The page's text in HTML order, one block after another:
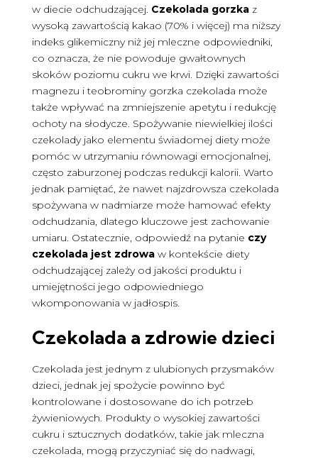
w diecie odchudzającej. Czekolada gorzkaz
wysoką zawartością kakao (70% i więcej) ma niższy
indeks glikemiczny niż jej mleczne odpowiedniki,
co oznacza, że nie powoduje gwałtownych
skoków poziomu cukru we krwi. Dzięki zawartości
magnezu i teobrominy gorzka czekolada może
także wpływać na zmniejszenie apetytu i redukcję
ochoty na słodycze. Spożywanie niewielkiej ilości
czekolady jako elementu świadomej diety może
pomóc w utrzymaniu równowagi emocjonalnej,
często zaburzonej podczas redukcji kalorii. Warto
jednak pamiętać, że nawet najzdrowsza czekolada
spożywana w nadmiarze może hamować efekty
odchudzania, dlatego kluczowe jest zachowanie
umiaru. Ostatecznie, odpowiedź na pytanie czy
czekolada jest zdrowaw kontekście diety
odchudzającej zależy od jakości produktu i
umiejętności jego odpowiedniego
wkomponowania w jadłospis.
Czekolada a zdrowie dzieci
Czekolada jest jednym z ulubionych przysmaków
dzieci, jednak jej spożycie powinno być
kontrolowane i dostosowane do ich potrzeb
żywieniowych. Produkty o wysokiej zawartości
cukru i sztucznych dodatków, takie jak mleczna
czekolada, mogą przyczyniać się do nadwagi,